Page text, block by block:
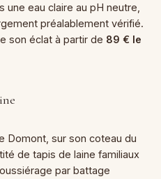
une eau claire au pH neutre,
préalablement vérifié.
son éclat à partir de 89 € le
Domont, sur son coteau du
de tapis de laine familiaux
par battage